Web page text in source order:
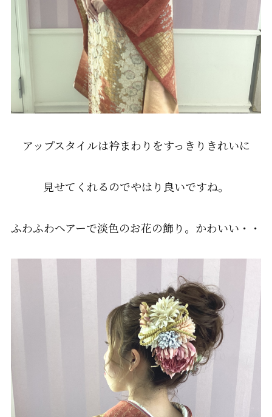
アップスタイルは衿まわりをすっきりきれいに
見せてくれるのでやはり良いですね。
ふわふわヘアーで淡色のお花の飾り。かわいい・・